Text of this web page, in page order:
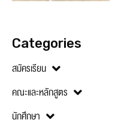
Categories
สมัครเรียน
คณะและหลักสูตร
นักศึกษา